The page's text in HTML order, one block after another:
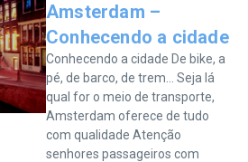
Amsterdam –
Conhecendo a cidade
Conhecendo a cidade De bike, a
pé, de barco, de trem… Seja lá
qual for o meio de transporte,
Amsterdam oferece de tudo
com qualidade Atenção
senhores passageiros com